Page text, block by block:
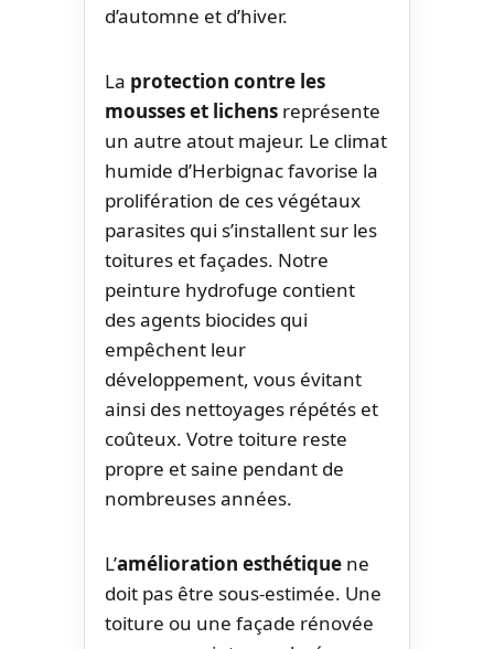
d’automne et d’hiver.
La protection contre les
mousses et lichens représente
un autre atout majeur. Le climat
humide d’Herbignac favorise la
prolifération de ces végétaux
parasites qui s’installent sur les
toitures et façades. Notre
peinture hydrofuge contient
des agents biocides qui
empêchent leur
développement, vous évitant
ainsi des nettoyages répétés et
coûteux. Votre toiture reste
propre et saine pendant de
nombreuses années.
L’amélioration esthétique ne
doit pas être sous-estimée. Une
toiture ou une façade rénovée